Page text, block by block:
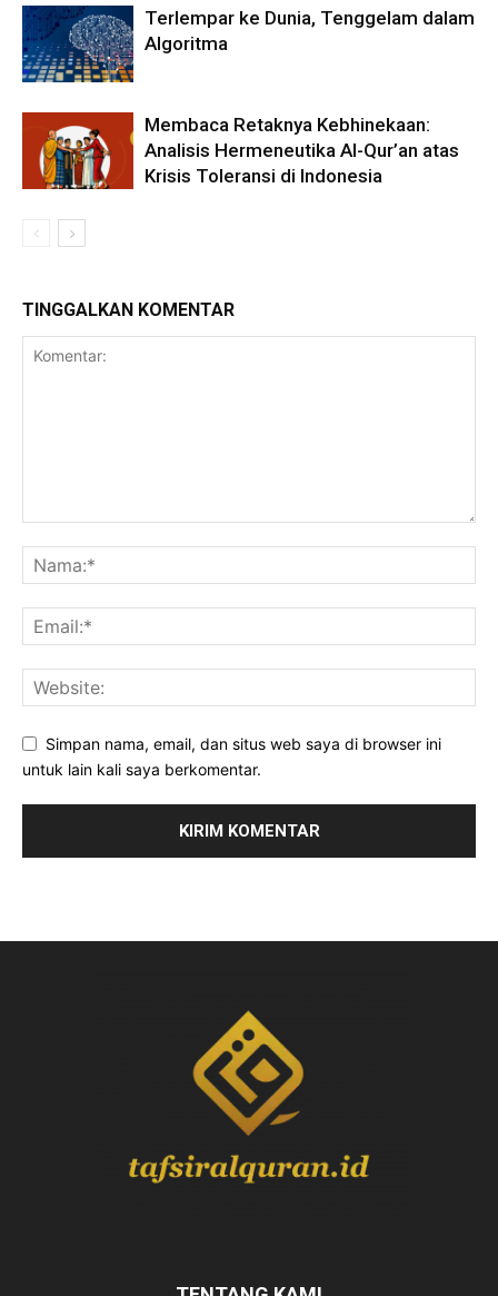
Terlempar ke Dunia, Tenggelam dalam
Algoritma
Membaca Retaknya Kebhinekaan:
Analisis Hermeneutika Al-Qur’an atas
Krisis Toleransi di Indonesia
TINGGALKAN KOMENTAR
Simpan nama, email, dan situs web saya di browser ini
untuk lain kali saya berkomentar.